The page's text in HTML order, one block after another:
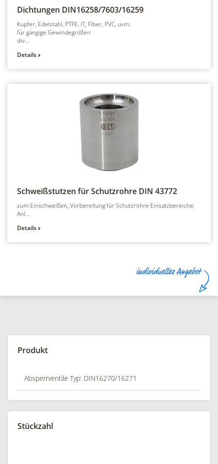
Dichtungen DIN16258/7603/16259
Kupfer, Edelstahl, PTFE, IT, Fiber, PVC, uvm.
für gängige Gewindegrößen
div...
Details
Schweißstutzen für Schutzrohre DIN 43772
zum Einschweißen, Vorbereitung für Schutzrohre Einsatzbereiche:
Anl...
Details
Produkt
Stückzahl